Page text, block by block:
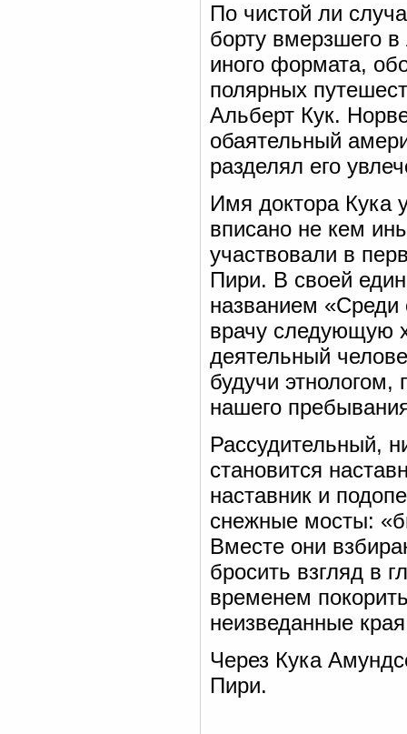
По чистой ли
борту вмерзшего
иного формата,
полярных
Альберт Кук.
обаятельный
разделял его
Имя доктора Кука
вписано не кем
участвовали в
Пири. В своей
названием «Среди
врачу следующую
деятельный
будучи
нашего
Рассудительный,
становится
наставник и
снежные мосты:
Вместе они
бросить взгляд в
временем
неизведанные
Через Кука
Пири.